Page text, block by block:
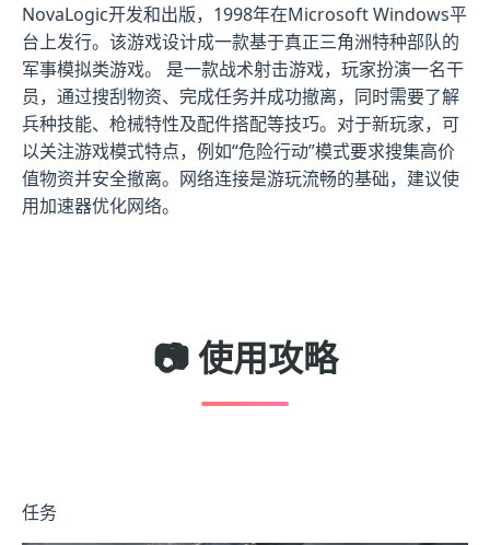
NovaLogic开发和出版，1998年在Microsoft Windows平
台上发行。该游戏设计成一款基于真正三角洲特种部队的
军事模拟类游戏。 是一款战术射击游戏，玩家扮演一名干
员，通过搜刮物资、完成任务并成功撤离，同时需要了解
兵种技能、枪械特性及配件搭配等技巧。对于新玩家，可
以关注游戏模式特点，例如“危险行动”模式要求搜集高价
值物资并安全撤离。网络连接是游玩流畅的基础，建议使
用加速器优化网络。
📷 使用攻略
任务